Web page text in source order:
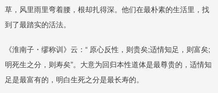
草，风里雨里弯着腰，根却扎得深。他们在最朴素的生活里，找
到了最踏实的活法。
《淮南子・缪称训》云：“ 原心反性，则贵矣;适情知足，则富矣;
明死生之分，则寿矣”。大意为回归本性道体是最尊贵的，适情知
足是最富有的，明白生死之分是最长寿的。